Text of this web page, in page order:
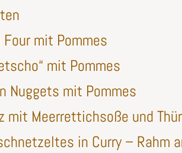
mit Pommes
mit Pommes
Nuggets mit Pommes
mit Meerrettichsoße und
in Curry – Rahm